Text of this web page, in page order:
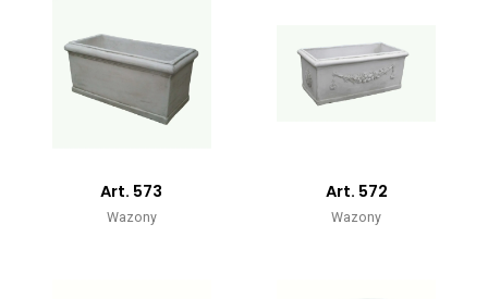
Art. 573
Wazony
Art. 572
Wazony